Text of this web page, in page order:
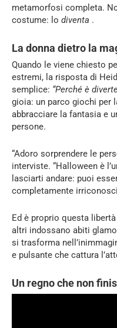
metamorfosi completa.
costume: lo diventa .
La donna dietro la
Quando le viene chiesto
estremi, la risposta di
semplice: “Perché è
gioia: un parco giochi per
abbracciare la fantasia e
persone.
“Adoro sorprendere le
interviste. “Halloween è
lasciarti andare: puoi
completamente
Ed è proprio questa
altri indossano abiti
si trasforma
e pulsante che cattura
Un regno che non